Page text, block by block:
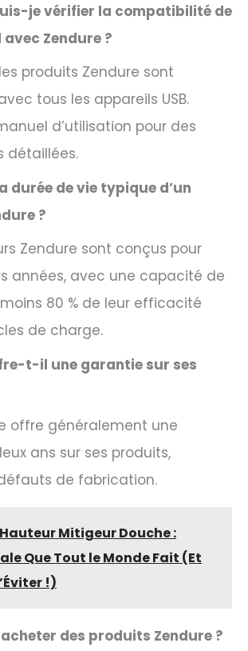
je vérifier la compatibilité de
Zendure ?
produits Zendure sont
tous les appareils USB.
d’utilisation pour des
détaillées.
durée de vie typique d’un
?
Zendure sont conçus pour
années, avec une capacité de
80 % de leur efficacité
de charge.
t-il une garantie sur ses
offre généralement une
ans sur ses produits,
de fabrication.
Hauteur Mitigeur Douche :
Que Tout le Monde Fait (Et
!)
des produits Zendure ?